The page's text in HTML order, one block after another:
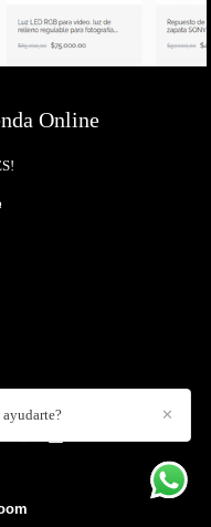
Online
✕